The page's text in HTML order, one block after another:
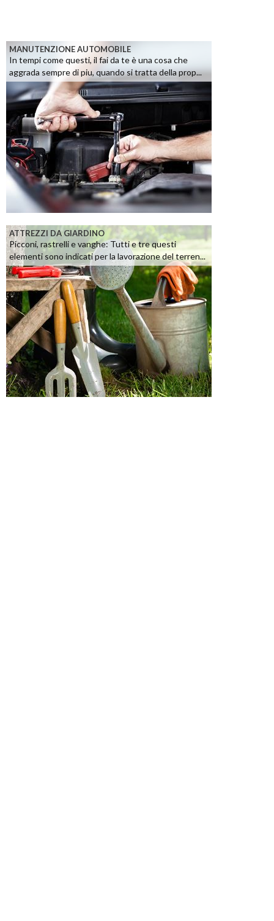
MANUTENZIONE AUTOMOBILE
In tempi come questi, il fai da te è una cosa che
aggrada sempre di piu, quando si tratta della prop...
ATTREZZI DA GIARDINO
Picconi, rastrelli e vanghe: Tutti e tre questi
elementi sono indicati per la lavorazione del terren...